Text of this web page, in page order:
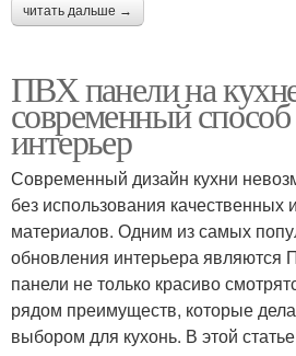
читать дальше →
ПВХ панели на
современный
интерьер
Современный дизайн кухни
без использования качественных
материалов. Одним из самых
обновления интерьера являются
панели не только красиво
рядом преимуществ, которые
выбором для кухонь. В этой